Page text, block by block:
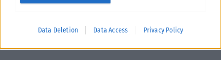
Data Deletion Data Access Privacy Policy